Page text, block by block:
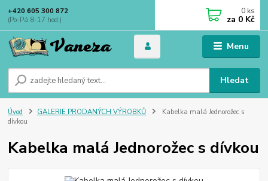
Menu
Hledat
+420 605 300 872
(Po-Pá 8-17 hod.)
0 ks
za 0 Kč
Úvod GALERIE PRODANÝCH VÝROBKŮ
Kabelka malá Jednorožec s
dívkou
Kabelka malá Jednorožec s dívkou